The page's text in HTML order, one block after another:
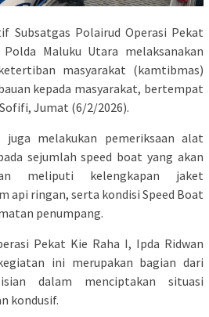
Subsatgas Polairud Operasi Pekat
Maluku Utara melaksanakan
masyarakat (kamtibmas)
kepada masyarakat, bertempat
Jumat (6/2/2026).
melakukan pemeriksaan alat
sejumlah speed boat yang akan
meliputi kelengkapan jaket
api ringan, serta kondisi Speed Boat
penumpang.
Pekat Kie Raha I, Ipda Ridwan
ini merupakan bagian dari
dalam menciptakan situasi
kondusif.